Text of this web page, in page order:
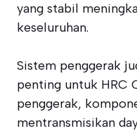
yang stabil
keseluruhan.
Sistem penggerak
penting untuk HRC
penggerak,
mentransmisikan